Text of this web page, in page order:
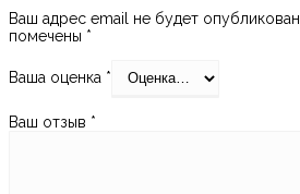
Ваш адрес email не будет опубликован.
помечены *
Ваша оценка *
Ваш отзыв *